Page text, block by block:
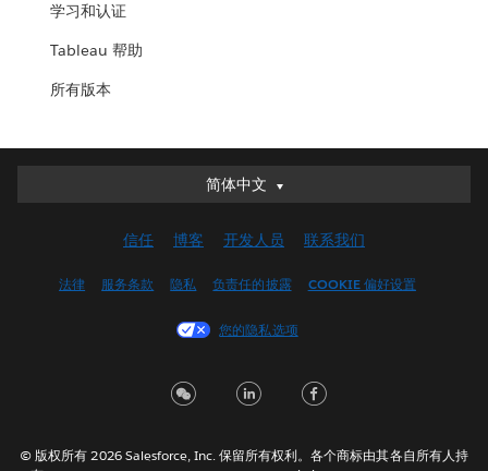
学习和认证
Tableau 帮助
所有版本
简体中文
简体中文
English (UK)
Français (Canada)
Italiano
한국어
信任 博客 开发人员 联系我们
法律 服务条款 隐私 负责任的披露 COOKIE 偏好设置
您的隐私选项
© 版权所有 2026 Salesforce, Inc. 保留所有权利。各个商标由其各自所有人持